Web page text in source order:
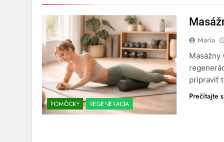
POMÔCKY REGENERÁCIA
Maria
Masážny
pripraviť
Prečítajte